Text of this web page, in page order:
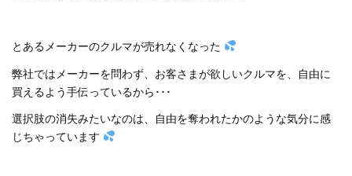
とあるメーカーのクルマが売れなくなった
弊社ではメーカーを問わず、お客さまが欲しいクルマを、自由に
買えるよう手伝っているから･･･
選択肢の消失みたいなのは、自由を奪われたかのような気分に感
じちゃっています